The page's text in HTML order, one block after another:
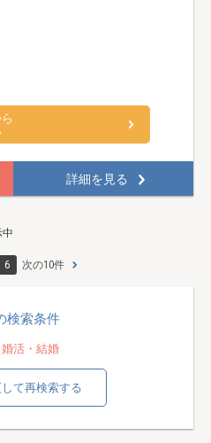
詳細を見る
6 次の10件
検索条件
活・結婚
て再検索する